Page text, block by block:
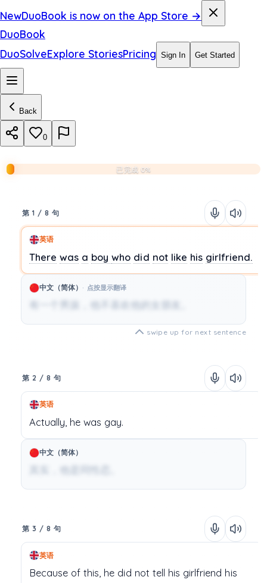
NewDuoBook is now on the App Store →
DuoBook
DuoSolveExplore StoriesPricing Sign In Get Started
Back
0
已完成 0%
第 1 / 8 句
英语
There was a boywho did not like his girlfriend.
中文（简体） 点按显示翻译
有一个男孩，他不喜欢他的女朋友。
swipe up for next sentence
第 2 / 8 句
英语
Actually, he was gay.
中文（简体）
其实，他是同性恋。
第 3 / 8 句
英语
Because of this, he did not tell his girlfriend his